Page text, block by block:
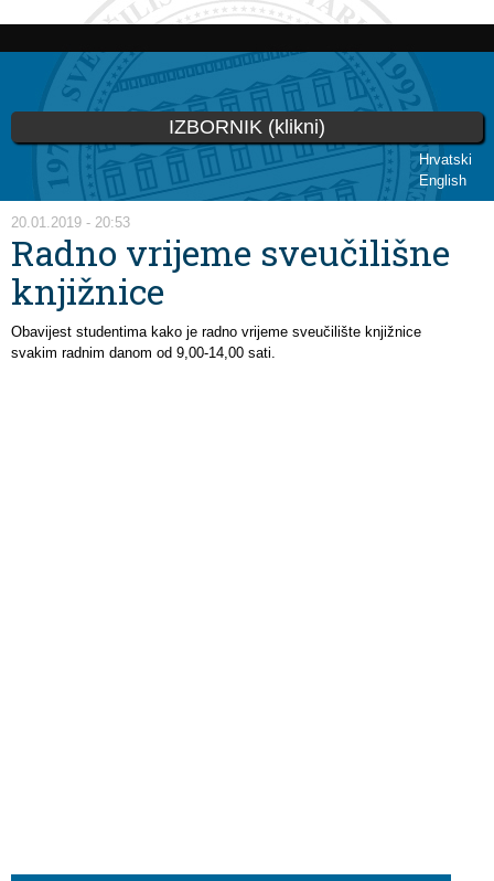
Skoči
glavni
sadržaj
Hrvatski
English
IZBORNIK (klikni)
Vi ste ovdje
20.01.2019 - 20:53
Radno vrijeme sveučilišne
knjižnice
Obavijest studentima kako je radno vrijeme sveučilište knjižnice
svakim radnim danom od 9,00-14,00 sati.